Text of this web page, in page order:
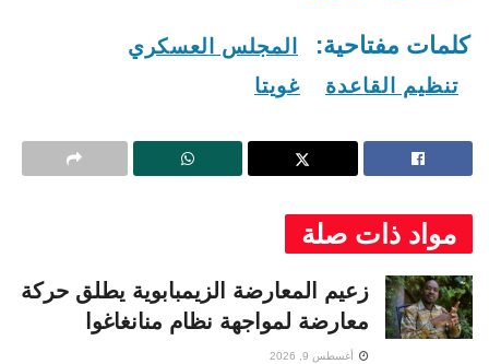
كلمات مفتاحية:
المجلس العسكري
تنظيم القاعدة
غويتا
مواد ذات صلة
زعيم المعارضة الزيمبابوية يطلق حركة
معارضة لمواجهة نظام منانغاغوا
أغسطس 9, 2026